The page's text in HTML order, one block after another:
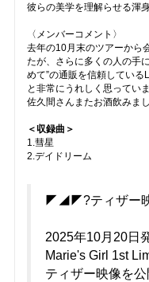
彼らの美学を理解らせる渾
〈メンバーコメント〉
去年の10月末のツアーから
たが、さらに多くの人の手
めて”の通販を信頼してい
と非常にうれしく思ってい
佐久間さんまたお酒飲みま
＜収録曲＞
1.彗星
2.デイドリーム
◤◢◤?ティザー
2025年10月20日
Marie's Girl 1st
ティザー映像を公